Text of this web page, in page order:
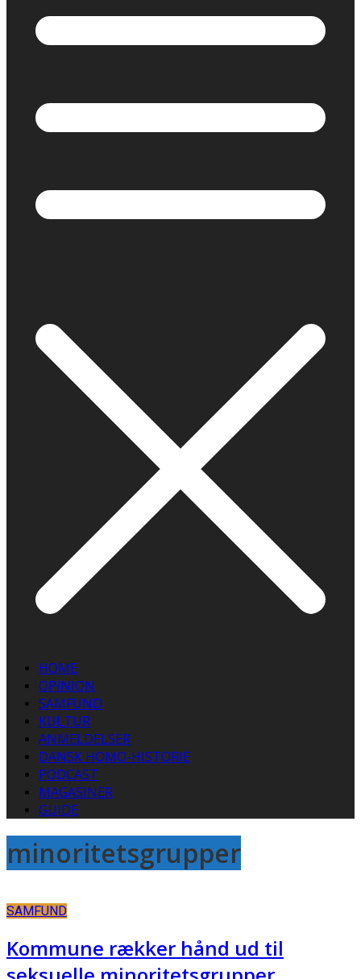
HOME
OPINION
SAMFUND
KULTUR
ANMELDELSER
DANSK HOMO-HISTORIE
PODCAST
MAGASINER
GUIDE
minoritetsgrupper
SAMFUND
Kommune rækker hånd ud til